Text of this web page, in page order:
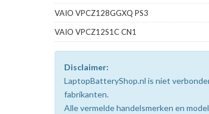
VAIO VPCZ128GGXQ PS3
VAIO VPCZ12S1C CN1
Disclaimer:
LaptopBatteryShop.nl is niet
fabrikanten.
Alle vermelde handelsmerken en